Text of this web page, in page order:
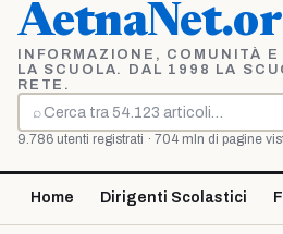
INFORMAZIONE, COMUNITÀ
LA SCUOLA. DAL 1998 LA
RETE.
⌕
Cerca
9.786 utenti registrati · 704 mln di pagine
Home Dirigenti Scolastici